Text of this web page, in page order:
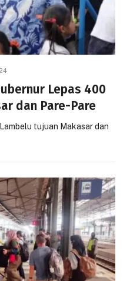
Lepas 400
dan Pare-Pare
tujuan Makasar dan